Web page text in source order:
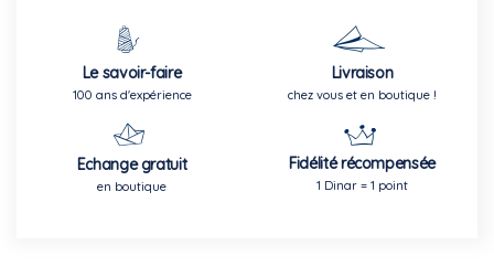
Le savoir-faire
100 ans d'expérience
Livraison
chez vous et en boutique !
Echange gratuit
en boutique
Fidélité récompensée
1 Dinar = 1 point